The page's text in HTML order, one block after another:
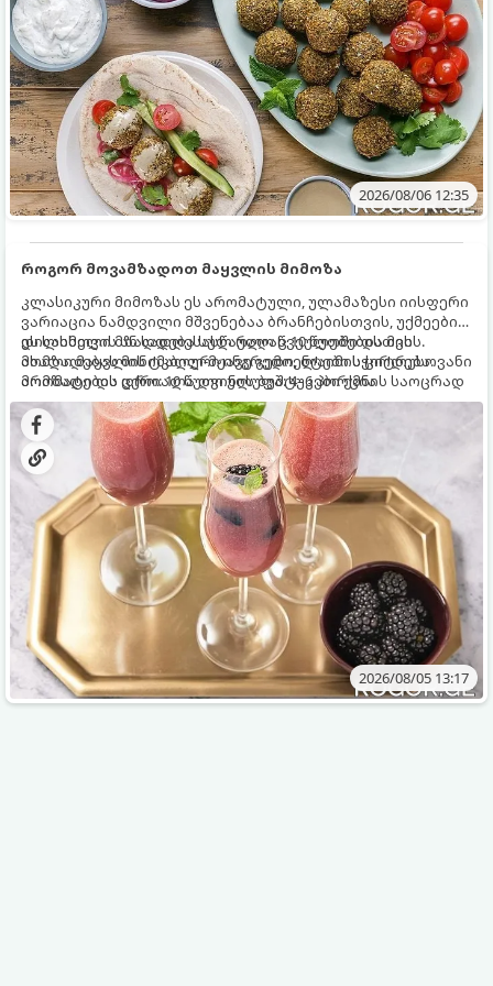
2026/08/06 12:35
როგორ მოვამზადოთ მაყვლის მიმოზა
კლასიკური მიმოზას ეს არომატული, ულამაზესი იისფერი
ვარიაცია ნამდვილი მშვენებაა ბრანჩებისთვის, უქმეების
დილისთვის ან სადღესასწაულო წვეულებებისთვის.
ახალი მაყვლის ტკბილ-მჟავე გემო, ლაიმის ციტრუსოვანი
არომატი და ცქრიალა ღვინის ბუშტუკები ქმნის საოცრად
დახვეწილ და მაგრილებელ კოქტეილს.
ეს სასმელი მზადდება სულ რაღაც 10 წუთში და მის
მომზადებას მინიმალური ინგრედიენტები სჭირდება.
მომზადების დრო: 10 წუთი ულუფა: 4–6 პორცია
2026/08/05 13:17